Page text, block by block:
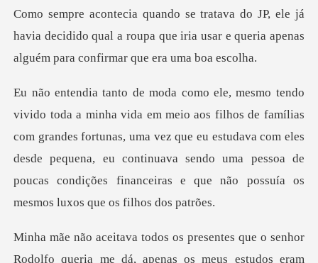
havia decidido qual a roupa que iria usar e queria a
amílias
com grandes fortunas, uma vez que eu estudava com eles
desde pequena, eu continuava sendo um
am